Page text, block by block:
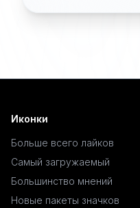
Иконки
Больше всего лайков
Самый загружаемый
Большинство мнений
Новые пакеты значков